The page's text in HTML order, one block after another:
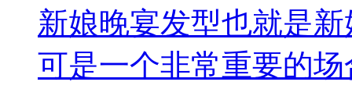
新娘晚宴发型也就是
可是一个非常重要的